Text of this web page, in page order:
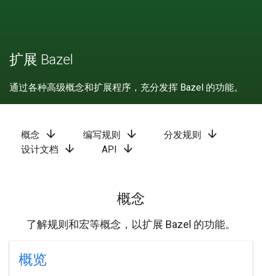
扩展 Bazel
通过各种高级概念和扩展程序，充分发挥 Bazel 的功能。
概念 arrow_downward 编写规则 arrow_downward 分发规则 arrow_downward
设计文档 arrow_downward API arrow_downward
概念
了解规则和宏等概念，以扩展 Bazel 的功能。
概览